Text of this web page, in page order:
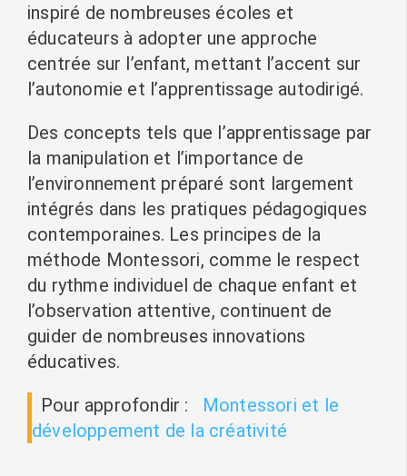
inspiré de nombreuses écoles et
éducateurs à adopter une approche
centrée sur l’enfant, mettant l’accent sur
l’autonomie et l’apprentissage autodirigé.
Des concepts tels que l’apprentissage par
la manipulation et l’importance de
l’environnement préparé sont largement
intégrés dans les pratiques pédagogiques
contemporaines. Les principes de la
méthode Montessori, comme le respect
du rythme individuel de chaque enfant et
l’observation attentive, continuent de
guider de nombreuses innovations
éducatives.
Pour approfondir :
Montessori et le
développement de la créativité